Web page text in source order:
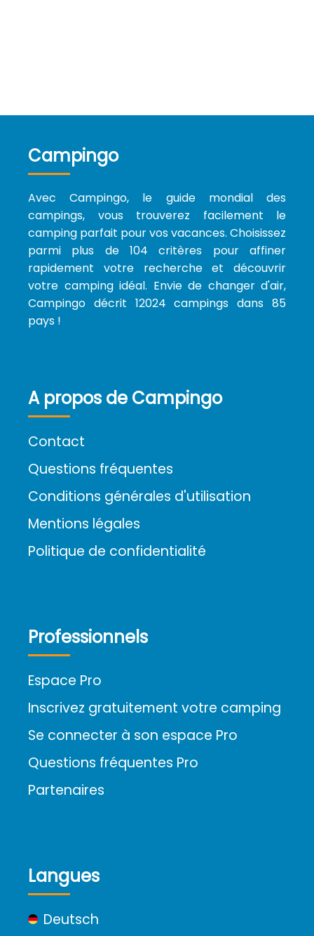
Campingo
Avec Campingo, le guide mondial des
campings, vous trouverez facilement le
camping parfait pour vos vacances. Choisissez
parmi plus de 104 critères pour affiner
rapidement votre recherche et découvrir
votre camping idéal. Envie de changer d'air,
Campingo décrit 12024 campings dans 85
pays !
A propos de Campingo
Contact
Questions fréquentes
Conditions générales d'utilisation
Mentions légales
Politique de confidentialité
Professionnels
Espace Pro
Inscrivez gratuitement votre camping
Se connecter à son espace Pro
Questions fréquentes Pro
Partenaires
Langues
Deutsch